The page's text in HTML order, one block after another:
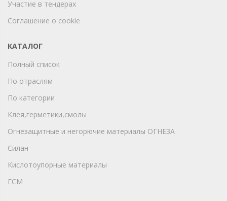
Участие в тендерах
Соглашение о cookie
КАТАЛОГ
Полный список
По отраслям
По категории
Клея,герметики,смолы
Огнезащитные и негорючие материалы ОГНЕЗА
Силан
Кислотоупорные материалы
ГСМ